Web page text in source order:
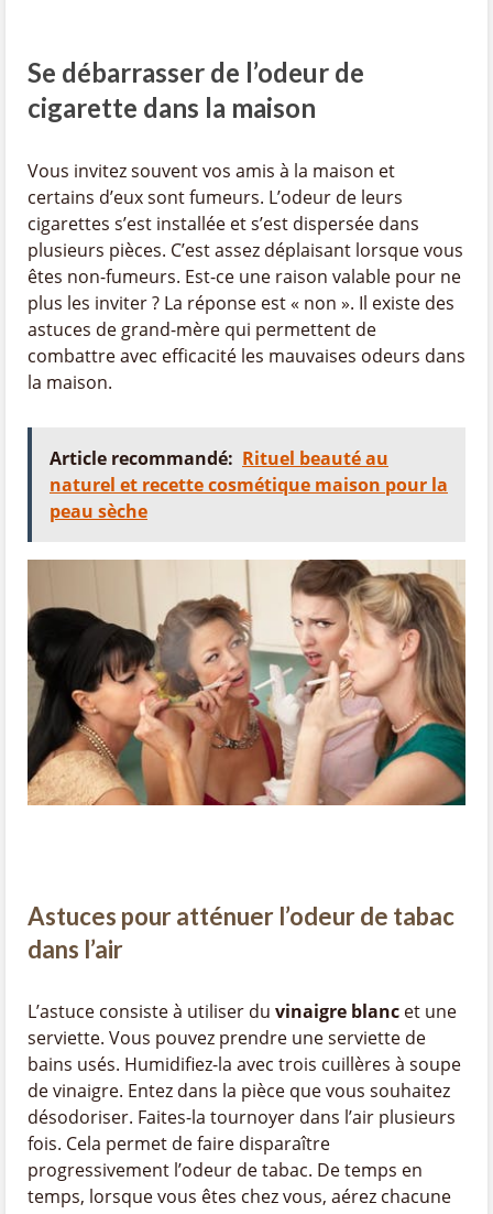
Se débarrasser de l’odeur de
cigarette dans la maison
Vous invitez souvent vos amis à la maison et
certains d’eux sont fumeurs. L’odeur de leurs
cigarettes s’est installée et s’est dispersée dans
plusieurs pièces. C’est assez déplaisant lorsque vous
êtes non-fumeurs. Est-ce une raison valable pour ne
plus les inviter ? La réponse est « non ». Il existe des
astuces de grand-mère qui permettent de
combattre avec efficacité les mauvaises odeurs dans
la maison.
Article recommandé: Rituel beauté au
naturel et recette cosmétique maison pour la
peau sèche
Astuces pour atténuer l’odeur de tabac
dans l’air
L’astuce consiste à utiliser du vinaigre blanc et une
serviette. Vous pouvez prendre une serviette de
bains usés. Humidifiez-la avec trois cuillères à soupe
de vinaigre. Entez dans la pièce que vous souhaitez
désodoriser. Faites-la tournoyer dans l’air plusieurs
fois. Cela permet de faire disparaître
progressivement l’odeur de tabac. De temps en
temps, lorsque vous êtes chez vous, aérez chacune